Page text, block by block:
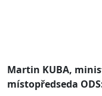
Martin KUBA,
místopředseda